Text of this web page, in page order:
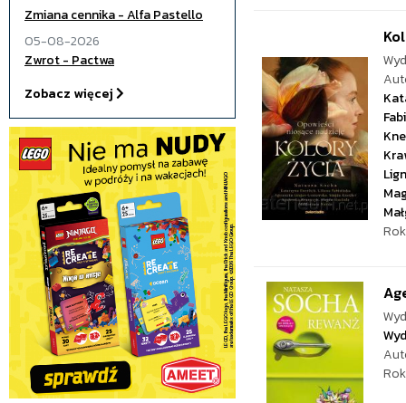
Zmiana cennika - Alfa Pastello
05-08-2026
Zwrot - Pactwa
Zobacz więcej